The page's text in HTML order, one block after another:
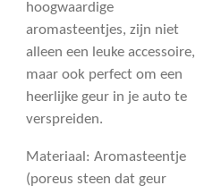
hoogwaardige
aromasteentjes, zijn niet
alleen een leuke accessoire,
maar ook perfect om een
heerlijke geur in je auto te
verspreiden.
Materiaal: Aromasteentje
(poreus steen dat geur